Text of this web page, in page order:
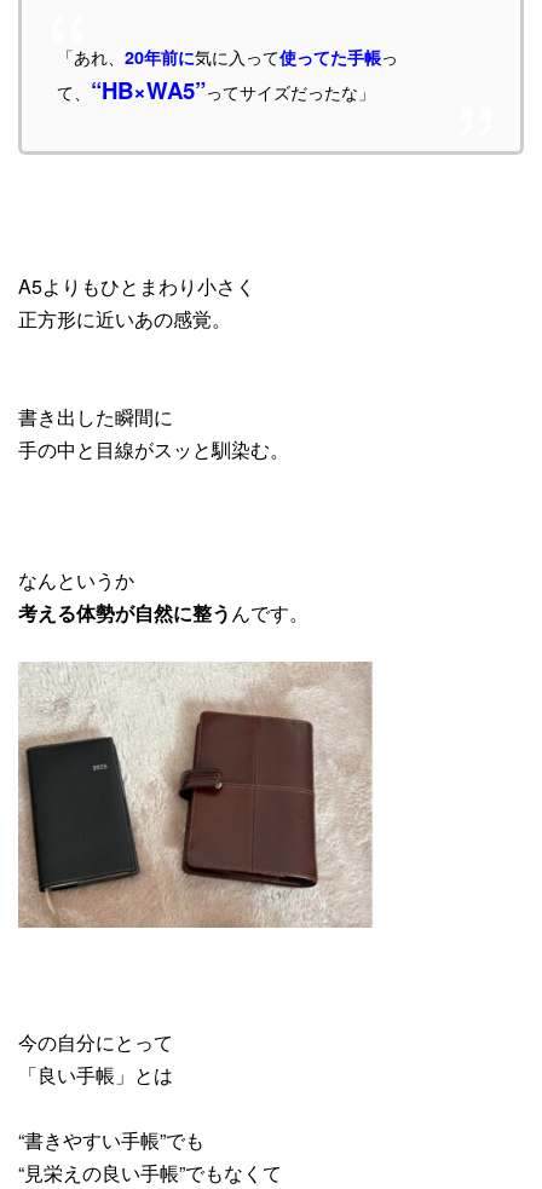
「あれ、 20年前に気に入って使ってた手帳っ
て、 “HB×WA5”ってサイズだったな」
A5よりもひとまわり小さく
正方形に近いあの感覚。
書き出した瞬間に
手の中と目線がスッと馴染む。
なんというか
考える体勢が自然に整うんです。
今の自分にとって
「良い手帳」とは
“書きやすい手帳”でも
“見栄えの良い手帳”でもなくて